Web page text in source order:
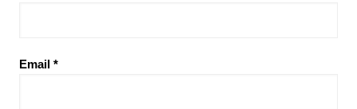
Email *